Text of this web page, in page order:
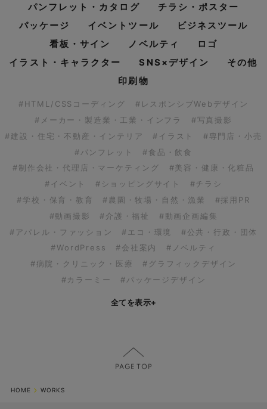
パンフレット・カタログ
チラシ・ポスター
パッケージ
イベントツール
ビジネスツール
看板・サイン
ノベルティ
ロゴ
イラスト・キャラクター
SNS×デザイン
その他
印刷物
#HTML/CSSコーディング
#レスポンシブWebデザイン
#メーカー・製造業・工業・インフラ
#写真撮影
#建設・住宅・不動産・インテリア
#イラスト
#専門店・小売
#パンフレット
#食品・飲食
#制作会社・代理店・マーケティング
#美容・健康・化粧品
#イベント
#ショッピングサイト
#チラシ
#学校・保育・教育
#農園・牧場・自然・漁業
#採用PR
#動画撮影
#介護・福祉
#動画企画編集
#アパレル・ファッション
#エコ・環境
#公共・行政・団体
#WordPress
#会社案内
#ノベルティ
#病院・クリニック・医療
#グラフィックデザイン
#カラーミー
#パッケージデザイン
全てを表示+
HOME WORKS